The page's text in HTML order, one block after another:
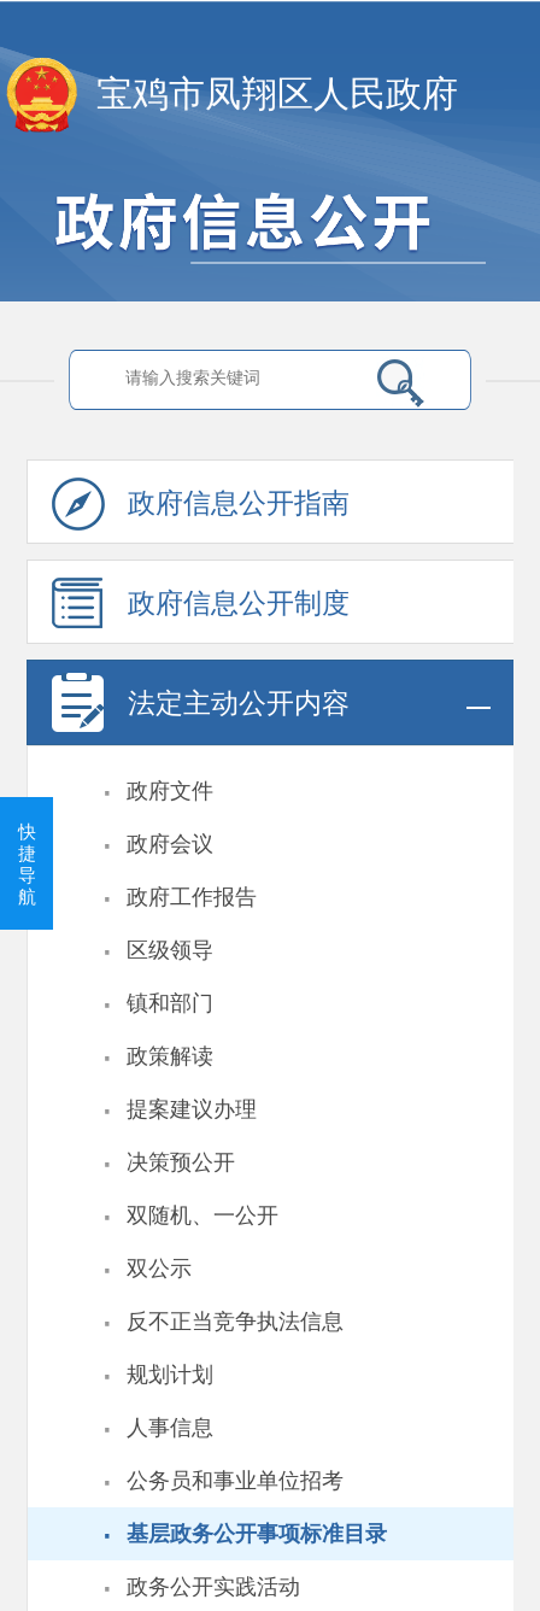
宝鸡市凤翔区人民政府
政府信息公开指南
政府信息公开制度
法定主动公开内容
· 政府文件
· 政府会议
· 政府工作报告
· 区级领导
· 镇和部门
· 政策解读
· 提案建议办理
· 决策预公开
· 双随机、一公开
· 双公示
· 反不正当竞争执法信息
· 规划计划
· 人事信息
· 公务员和事业单位招考
· 基层政务公开事项标准目录
· 政务公开实践活动
快
捷
导
航